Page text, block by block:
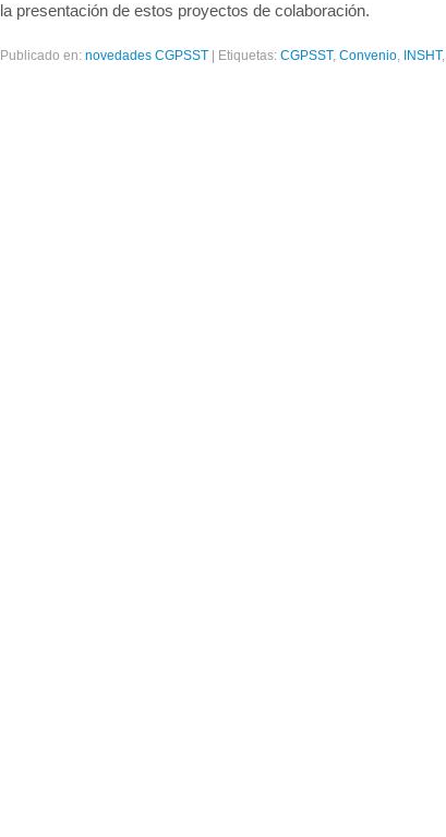
la presentación de estos proyectos de colaboración.
Publicado en: novedades CGPSST Etiquetas: CGPSST, Convenio, INSHT,